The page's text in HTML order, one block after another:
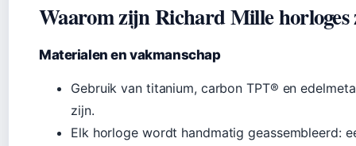
Waarom zijn Richard Mille
Materialen en vakmanschap
Gebruik van titanium, carbon TPT® en
zijn.
Elk horloge wordt handmatig geassembleerd: